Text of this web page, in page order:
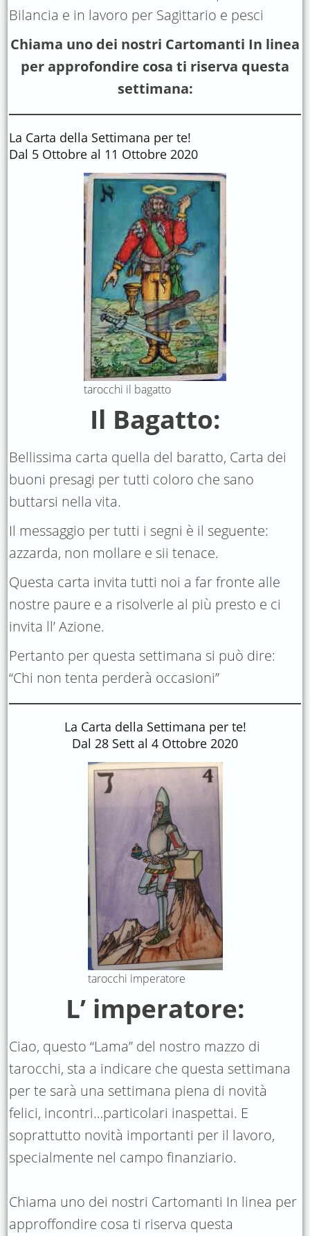
Bilancia e in lavoro per Sagittario e pesci
Chiama uno dei nostri Cartomanti In linea
per approfondire cosa ti riserva questa
settimana:
La Carta della Settimana per te!
Dal 5 Ottobre al 11 Ottobre 2020
tarocchi il bagatto
Il Bagatto:
Bellissima carta quella del baratto, Carta dei
buoni presagi per tutti coloro che sano
buttarsi nella vita.
Il messaggio per tutti i segni è il seguente:
azzarda, non mollare e sii tenace.
Questa carta invita tutti noi a far fronte alle
nostre paure e a risolverle al più presto e ci
invita ll’ Azione.
Pertanto per questa settimana si può dire:
“Chi non tenta perderà occasioni”
La Carta della Settimana per te!
Dal 28 Sett al 4 Ottobre 2020
tarocchi imperatore
L’ imperatore:
Ciao, questo “Lama” del nostro mazzo di
tarocchi, sta a indicare che questa settimana
per te sarà una settimana piena di novità
felici, incontri…particolari inaspettai. E
soprattutto novità importanti per il lavoro,
specialmente nel campo finanziario.
Chiama uno dei nostri Cartomanti In linea per
approffondire cosa ti riserva questa